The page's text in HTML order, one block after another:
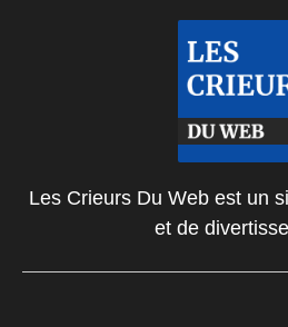
Les Crieurs Du Web est un
et de